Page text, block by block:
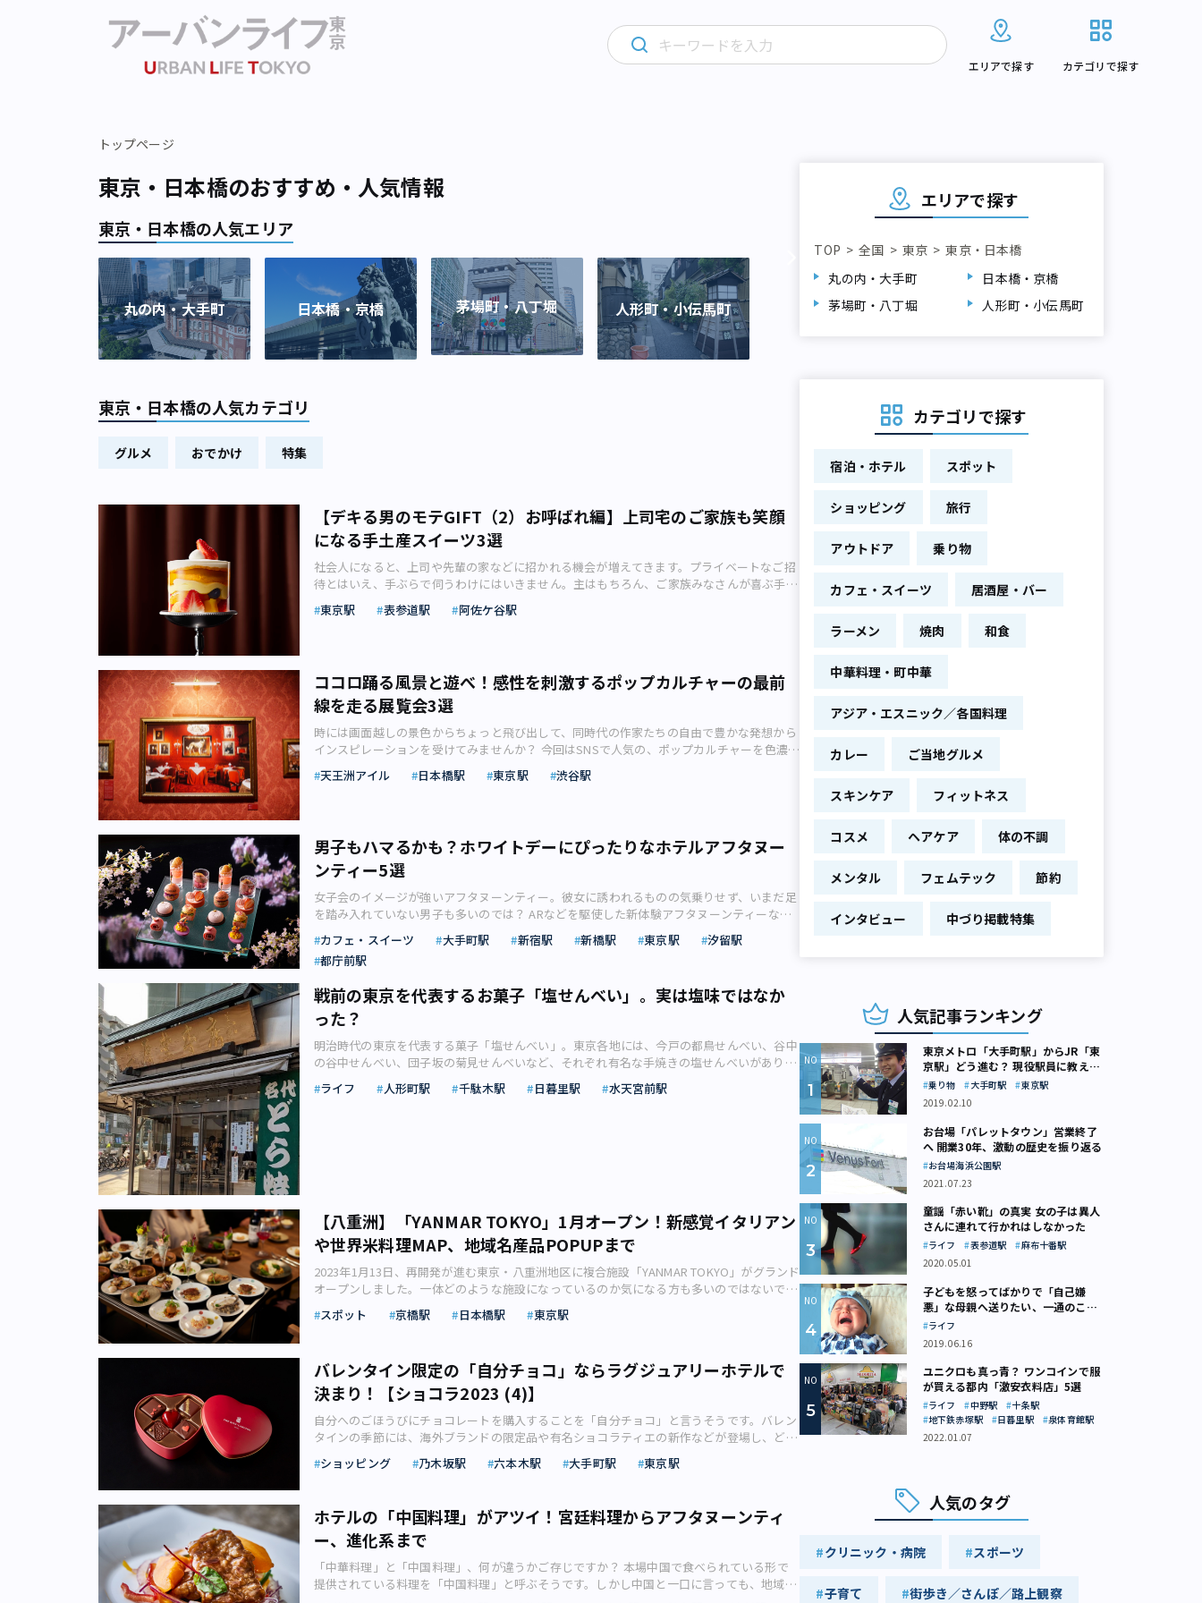
エリアで探す カテゴリで探す
トップページ
東京・日本橋のおすすめ・人気情報
東京・日本橋の人気エリア
丸の内・大手町 日本橋・京橋 茅場町・八丁堀 人形町・小伝馬町
東京・日本橋の人気カテゴリ
グルメ おでかけ 特集
【デキる男のモテGIFT（2）お呼ばれ編】上司宅のご家族も笑顔
になる手土産スイーツ3選
社会人になると、上司や先輩の家などに招かれる機会が増えてきます。プライベートなご招
待とはいえ、手ぶらで伺うわけにはいきません。主はもちろん、ご家族みなさんが喜ぶ手土
産を持参したいものです。さりげなく事前にリサーチをし、みんなが笑顔になるスイーツを
持参して、デキる男としての株を上げませんか？ 事前のリサーチを怠らない 仕事関係でも
スト。お子さまがいる家庭ならかわいらしいデザインのスイーツを、スイーツ好きのご家族
におもてなしいただくなら、ニューオープンしたばかりの店の期間限定スイーツなど、ター
ゲットを絞って持参するのがおすすめです。 家族が喜べば、招待してくれた主（あるじ）
もうれしいはず。日頃お世話になっている感謝を、このような形で還元してみてはいかがで
しょう？ ●【表参道】「パステル ア・ラ・モード」／スイーツ好きのご家族へ 上司や先
輩が辛党でも、ご家族がスイーツ好きだとわかったら、ご家庭にお邪魔する以上ここはスイ
ーツを手土産に選びましょう。おいしさお墨付きのお店の限定スイーツなら、特別感を味わ
道店限定で5月12日（金）～6月8日（木）の期間に販売される、新商品「パステル ア・ラ・
モード」は、見た目も美しい、フルーツたっぷりの6層仕立てのスイーツ。 「パステル表参
道店」の店舗限定商品「パステル ア・ラ・モード」（1,100円）。4種のフルーツにスポン
ジ、カスタードクリーム、なめらかプリンなど6層仕立て（画像：株式会社オールハーツ・
カンパニーリリースより） イチゴ・ブルーベリー・オレンジ・マンゴーフルーツに、スポ
ンジケーキやコクのあるディプロマットクリーム、そして「なめらかプリン」！ ぜいたく
なマリアージュは、幸せな気分を運んでくれることでしょう。おすすめの食べ方は、下の方
まですくって、大胆に混ぜるそうです。お持たせにしていただいたら食べ方を巡ってお話が
カンパニーリリースより） 新商品「なめらかプリン1984」も喜ばれること間違いなし。創
業時からの精神を大切に継承しながら、プリン職人の知恵と技術が詰まった2層仕立ての
「なめらかプリン1984」。材料は卵黄・生クリーム・牛乳・砂糖・バニラエッセンスだけ。
創業から39年目に進化したプリンです。わざわざ表参道まで買いに行った！という気持ちが
伝わりますね。 2層のプリンとほろ苦いカラメルのハーモニーが絶妙な「なめらかプリン
奈ピヨレモン」／小さなお子さまのいる上司宅へ 小さなお子さまのいるご家庭に招待され
ナナのまろやかなコクに、ほのかに香る涼やかなシチリア産レモン（画像：株式会社グレー
プストーンリリースより） 「東京ばな奈ピヨレモン」のピヨちゃん柄は全部で6種類。な
かでもサングラスをかけている「パリピピヨ」が出たらラッキーとのこと。ゲーム感覚で楽
しく選べば、その場が盛り上がりそうですね。 それぞれの表情がかわいい「ピヨちゃん」
たち（画像：株式会社グレープストーンリリースより）●【阿佐ヶ谷】ジェラテリア シン
チェリータ 「ジェラート」／ホームパーティに呼ばれたときに ホームパーティに呼ばれ
たとき、手土産スイーツを何にするか迷います。そんな時におすすめなのがジェラートで
「Gelateria SINCERITA（ジェラテリア シンチェリータ）」。一口目のインパクトよりも
「毎日食べたくなる味」を心がけているというジェラートは、飽きのこない優しい味わい。
地元住民から愛され、遠方からもファンが訪れる人気のジェラート店です。 行列ができてい
ても回転が早いのでそんなに待たずに入店できます（画像：INDULGE） ジェラートの国際
コンクールで入賞した中井氏が、素材選び、配合のバランス、季節感などにこだわって作る
殺菌牛乳のみを使用し、出来る限り手間を惜しまず、丁寧に作られています。定番フレーバ
はワンカップ580円から。4個以上だと1カップ500円になります。常時20種類以上のフレー
バーがあるので、スタッフにおすすめを尋ねてみるのも良いですね。 イートインでは1カ
ップに2種類のフレーバーと3種類のフレーバーから選べます。実際に食べてみて「とてもお
いしかったので！」とお渡しするのも好感が持てますよね。お相手の好みを考えつつ、テイ
クアウトするフレーバーを選んでみてはいかがでしょうか。 こちらはヘーゼルナッツジェ
東京駅 表参道駅 阿佐ケ谷駅
ココロ踊る風景と遊べ！感性を刺激するポップカルチャーの最前
線を走る展覧会3選
時には画面越しの景色からちょっと飛び出して、同時代の作家たちの自由で豊かな発想から
インスピレーションを受けてみませんか？ 今回はSNSで人気の、ポップカルチャーを色濃く
反映している展覧会をご紹介します。いつもと違う風景を切り取る「視線」 知っているは
ずの風景なのに、ある言葉に出会った後にはすっかり違って見えてしまうような経験を、誰
の「実物」を間近で見ることができる展覧会をご紹介します。同時代の作家たちの視線や熱
量を感じれば、自分にも新たなインスピレーションが湧いてくるかもしれません。 映画
ルの写真が並ぶ「ウェス・アンダーソンすぎる風景展」（株式会社ポニーキャニオンリリー
スより）■【天王洲】ウェス・アンダーソンすぎる風景展／いつもの日常を再解釈する幻想
的な作品世界へ 天王洲の寺田倉庫G1 ビルにて「ウェス・アンダーソンすぎる風景展」が5
月26日（金）まで開催中です。この展覧会は、ウェス・アンダーソン監督の映画作品に出て
きそうな実在の風景を撮影し投稿する、人気Instagram コミュニティから生まれ、2022年ソ
ウル開催時には25万人を動員しました。 会場には300点余りの写真が展示されており、世
界各地の秘密の場所への旅を疑似体験できます。「旅に関する10のキーワード」のコーナー
では、各地の文化的背景など興味深いストーリーも紹介。ポップなパステルカラーやシンメ
トリー（左右対称）な構図など、どこか現実離れした風景に引き込まれます。 その他、韓
国・ソウルから直輸入するフォトステッカーやマスキングテープといったおしゃれなグッズ
の他、スライド缶やマグカップなどの東京展オリジナルグッズも登場するので要チェック。
会場近くの「WHAT CAFÉ」ではカラフルなコラボメニューやフォトスポットも登場します。
スにて約4分「新東海橋」下車徒歩1分 ※最新情報は公式サイトをご確認ください ■【日本
橋】知られざる文具アートの世界／斬新な発想のオンパレード！ 日本橋高島屋Ｓ.Ｃ.では
「知られざる文具アートの世界」展が4月26日（水）～5月8日（月）まで開催されます。
会場では輪ゴムでできたワンピースや、マスキングテープでできた名画、鉛筆彫刻、消しゴ
ムハンコ、シールアート、黒板アートなど、誰もが普通に使っているような文具を使った、
ユニークな作品が展示されます。 また、本展アンバサダーである人気芸人ラーメンズ・片
桐仁さんの作品も展示され、デザイン性に優れたアーティスティックな文具などのショップ
数々に、創作意欲を刺激されるかも？ 船原七彩『マステ遊び』（画像：株式会社髙島屋リ
リースより）【知られざる文具アートの世界】 開催日程：2023年4月26日(水) ～ 5月8日
(月) 開催場所：日本橋高島屋Ｓ.Ｃ. 本館8F催会場 住所：東京都中央区日本橋2-4-1 TEL：
03-3211-4111 開催時間：10:30～19:00（19:30閉場） ※最終日は17:30まで 料金：一般1,000
円／大学・高校生800円／中学生以下無料 アクセス：東京メトロ銀座線・東西線・都営地下
鉄 浅草線 日本橋駅より徒歩4分 JR東京駅八重洲北口より徒歩5分 ■【渋谷】YONEYAMA
MAI EXHIBITION “EYE”／デジタルイラストレーションの可能性を拡張する 「PARCO
に発表されたカネボウ「KATE 欲コレクション」インスパイアソング『YOKU』のオリジナル
MVや、アニメ『サイバーパンク エッジランナーズ』のEDなどの映像展示の他、アクリルプ
リントやLED作品、インスタレーション、シルクスクリーンに大型レリーフ作品といった、
さまざまな形態の作品が公開されます。 米山舞『SKIN – FLACTURE』（画像：株式会社パル
コリリースより）【YONEYAMA MAI EXHIBITION “EYE”】 開催日程：2023年5月12日（金）
天王洲アイル 日本橋駅 東京駅 渋谷駅
男子もハマるかも？ホワイトデーにぴったりなホテルアフタヌー
ンティー5選
女子会のイメージが強いアフタヌーンティー。彼女に誘われるものの気乗りせず、いまだ足
を踏み入れていない男子も多いのでは？ ARなどを駆使した新体験アフタヌーンティーなど
は、男子の心も虜にするはず！ この記事では、ホワイトデーにぴったりなアフタヌーンテ
ィーをご紹介します。男子もハマる魅力たっぷり アフタヌーンティーといえば、キラキラ
女子会やマダムのお茶会のイメージが強いかもしれません。たしかに女性の利用が多いのは
魅力的な要素がぎゅっと詰まっていますよ。 ホテルの非日常的な空間で、美しい景色を眺
めながら、スタッフの方々のきめ細やかなサービスを受けている様子をイメージしてくださ
ー。プランによってはアルコール類が付いたり、さまざまな種類の紅茶がおかわり自由のフ
リーフローもあります。デート時間のぜいたくで幸せな気分を、より盛り上げてくれそうで
すね。 春を待ちわびるこの季節、AR（拡張現実）を使ったお花見体験など、さまざまに
トロベリーフォレ デセール」は、旬のイチゴをたっぷりと使ったフランス菓子やグラスデ
ザートとセイボリーのデザートセット。紅茶かコーヒー1種類が選べます。 ピスタチオの
クリームとフレッシュなイチゴやベリーがたっぷり入ったシュー生地のバスケットや、くち
どけなめらかなイチゴのムースなど、パティシエこだわりの洗練されたデザートは、目でも
舌でも楽しめますよ。 アマンらしい洗練された「ストロベリーフォレ デセール」（画像：
アマン東京リリースより） 木々に囲まれて座っていると、大都会の真ん中に居ることを忘
れて、避暑地に迷い込んだかのような気分になります。春の日差しを感じながらいただくア
ィー（※150分制）もおすすめです。美術鑑賞やショッピングの前後にはゆったり話せる場
所を確保しておきましょう。 大手町の森に囲まれた癒やしの空間「ザ・カフェ by アマン」
（画像：アマン東京リリースより）●フォーシーズンズホテル丸の内 東京「ベリーチョコ
パンチ アフタヌーンティ」 東京駅八重洲口に隣接するスモールラグジュアリーホテル
「フォーシーズンズホテル丸の内 東京」。パリのビストロを思わせる「MAISON
MARUNOUCHI（メゾン マルノウチ）」では「ベリーチョコパンチ アフタヌーンティー」が
られたゴージャスなスイーツはどれもロマンティック。 ハートチョコがシックなラズベリ
ー風味チョコレートシューや、ホワイトチョコのムースにイチゴのコンポートやフレッシュ
ベリーのブーケが添えられた「Fruity Ivory」など、その場でしか味わえない繊細で美しいデ
ザインやクオリティの高いスイーツが堪能できます。 フルーツやチョコレートを使った華や
かなアフタヌーンティー「ベリーチョコパンチ アフタヌーンティ」（画像：フォーシーズ
ンズ ジャパンコレクションリリースより） 新幹線や在来線が行き交う東京駅を間近に見
カフェ・スイーツ 大手町駅 新宿駅 新橋駅 東京駅
汐留駅
都庁前駅
戦前の東京を代表するお菓子「塩せんべい」。実は塩味ではなか
った？
明治時代の東京を代表する菓子「塩せんべい」。東京各地には、今戸の都鳥せんべい、谷中
の谷中せんべい、団子坂の菊見せんべいなど、それぞれ有名な手焼きの塩せんべいがありま
した。塩せんべいとはどういうせんべいだったのでしょうか？ 食文化史研究家の近代食文
化研究会さんが解説します。明治時代の東京名物「塩せんべい」とは？ 水天宮の門前町に
「草加せんべい」を父に差し出すと、「おっ！塩せんべいか」と父。「ちがうよ醤油味だ
よ」と私は言う。”（吉本隆明、ハルノ宵子『開店休業』幻冬舎文庫2015年刊） 1924（大
正13）年生まれの吉本隆明は、醤油で焼いた草加せんべいのことを「塩せんべい」、
1957（昭和32）年生まれのハルノ宵子は「醤油味だよ」と言います。 ハルノ宵子は、醤
油味のせんべいを「塩せんべい」と呼ぶのは関西の習慣ではないかと考えますが、会話がか
前生まれの東京人は醤油味のせんべいのことを、なぜか「塩せんべい」と呼び習わしまし
ジ（画像：photoAC） なぜせんべいなのに「サラダ」という名がついているのかという
と、亀田製菓によると“「サラダ油」がまだ高価だった1960年代、サラダ油をからめて”焼い
たから、という理由だそうです。 それではなぜ「塩せんべい」という名前にしなかったの
かというと、戦前生まれの人が多数派を占めていた1960年代の時点では、「塩せんべい」と
いうと醤油味のせんべいを意味していたからです。 塩味のせんべいに対して、「塩せんべ
い」という名前が使えなかったので、「サラダ」などの名前を工夫してつけざるを得なかっ
たのです。 この醤油味の塩せんべい、現在では埼玉県草加市の名物になっていますが、明
ことになってゐた”（平山蘆江（ろこう）『東京おぼえ帳』ウェッジ文庫2009年刊） 手焼き
せんべいのイメージ（画像：photoAC） 東京各地には、今戸の都鳥せんべい、谷中の谷中
の東京では、塩せんべいといえば地元産の名物だったのです。 草加せんべいの登場 “あん
まり塩せんべいを東京人が好くので、後には埼玉県草加の里から草加せんべいがわりこみ、
ライフ 人形町駅 千駄木駅 日暮里駅 水天宮前駅
【八重洲】「YANMAR TOKYO」1月オープン！新感覚イタリアン
や世界米料理MAP、地域名産品POPUPまで
2023年1月13日、再開発が進む東京・八重洲地区に複合施設「YANMAR TOKYO」がグランド
オープンしました。一体どのような施設になっているのか気になる方も多いのではないでし
ょうか。本記事では、不動産ライターの逆瀬川勇造さんが「YANMAR TOKYO」についてご
紹介します。 2023年1月13日にグランドオープンした「YANMAR TOKYO」。 日本を代
りを見せている街。そんな八重洲に誕生した「YANMAR TOKYO」は、一体どのような施設
になっているのでしょうか。 本記事では、再開発の進む東京・八重洲地区に新たにオー
プンした「YANMAR TOKYO」についてご紹介します。 イタリアン「ASTERISCO」のディナ
ーコースメニューの一例イタリアン「ASTERISCO」のディナーコースメニューの一例（画
像：ヤンマーホールディングス株式会社リリースより）「お米」がテーマ！？「YANMAR
TOKYO」とは？ 新たにオープンした「YANMAR TOKYO」には、「お米」と「農業」をテ
れ見ていきましょう。 「YANMAR TOKYO」は、旧ヤンマー東京ビルを解体・リニューア
ルしたものであり、地下3階・地上14階からなる延べ床面積約22,000㎡の複合施設となって
います。 地上3階から14階はヤンマーグループのオフィステナントフロア。 地下1階か
ら地上2階の3フロアは商業フロアとなっており、「お米」や「農業」の魅力を発信するギャ
ラリーやレストランとなっています。 地下3階、地下2階は駐車場フロア、地下1階はJR東
京駅、東京ミッドタウン八重洲、ヤエチカと直結しており、利便性の高い施設といえるでし
スポット 京橋駅 日本橋駅 東京駅
バレンタイン限定の「自分チョコ」ならラグジュアリーホテルで
決まり！【ショコラ2023 (4)】
自分へのごほうびにチョコレートを購入することを「自分チョコ」と言うそうです。バレン
タインの季節には、海外ブランドの限定品や有名ショコラティエの新作などが登場し、どれ
を選ぶか迷ってしまいますね。おすすめなのがラグジュアリーホテルのショコラティエが手
掛けるチョコレート。大満足なチョコが見つかりますよ！「自分チョコ」は妥協せずに選ぼ
れてしまう人気のチョコレート。年々お気に入りのチョコレートを購入するハードルが高く
なっているような気がします。海外ブランドの限定品や有名ショコラティエの新作などを手
に入れたいと思っても、混雑ぶりや大変さを考えると、ついつい「近所のチョコでいいか」
ョコラティエが手掛けるチョコレート。催事場のような混雑はありませんし、何といっても
一流のショコラティエが手掛けるチョコレートは、洗練された美しい見た目に、口どけや風
ショッピング 乃木坂駅 六本木駅 大手町駅 東京駅
ホテルの「中国料理」がアツイ！宮廷料理からアフタヌーンティ
ー、進化系まで
「中華料理」と「中国料理」、何が違うかご存じですか？ 本場中国で食べられている形で
提供されている料理を「中国料理」と呼ぶそうです。しかし中国と一口に言っても、地域に
エリアで探す
TOP 全国 東京
東京・日本橋
丸の内・大手町
日本橋・京橋
茅場町・八丁堀
人形町・小伝馬町
カテゴリで探す
宿泊・ホテル スポット
ショッピング 旅行
アウトドア 乗り物
カフェ・スイーツ 居酒屋・バー
ラーメン 焼肉 和食
中華料理・町中華
アジア・エスニック／各国料理
カレー ご当地グルメ
スキンケア フィットネス
コスメ ヘアケア 体の不調
メンタル フェムテック 節約
インタビュー 中づり掲載特集
人気記事ランキング
東京メトロ「大手町駅」からJR「東
京駅」どう進む？ 現役駅員に教えて
もらいました
乗り物 大手町駅
東京駅
2019.02.10
お台場「パレットタウン」営業終了
へ 開業30年、激動の歴史を振り返る
お台場海浜公園駅
2021.07.23
童謡「赤い靴」の真実 女の子は異人
さんに連れて行かれはしなかった
ライフ 表参道駅
麻布十番駅
2020.05.01
子どもを怒ってばかりで「自己嫌
悪」な母親へ送りたい、一通のここ
ろの処方箋
ライフ
2019.06.16
ユニクロも真っ青？ ワンコインで服
が買える都内「激安衣料店」5選
ライフ 中野駅
十条駅
地下鉄赤塚駅
日暮里駅
泉体育館駅
2022.01.07
人気のタグ
クリニック・病院 スポーツ
子育て 街歩き／さんぽ／路上観察